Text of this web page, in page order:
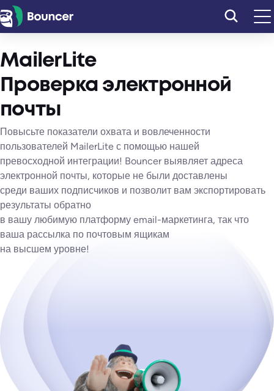
Перейти
к
MailerLite
Проверка электронной
почты
Повысьте показатели охвата и вовлеченности
пользователей MailerLite с помощью нашей
превосходной интеграции! Bouncer выявляет адреса
электронной почты, которые не были доставлены
среди ваших подписчиков и позволит вам экспортировать
результаты обратно
в вашу любимую платформу email-маркетинга, так что
ваша рассылка по почтовым ящикам
на высшем уровне!